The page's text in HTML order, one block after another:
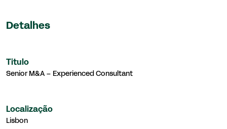
Detalhes
Titulo
Senior M&A – Experienced Consultant
Localização
Lisbon